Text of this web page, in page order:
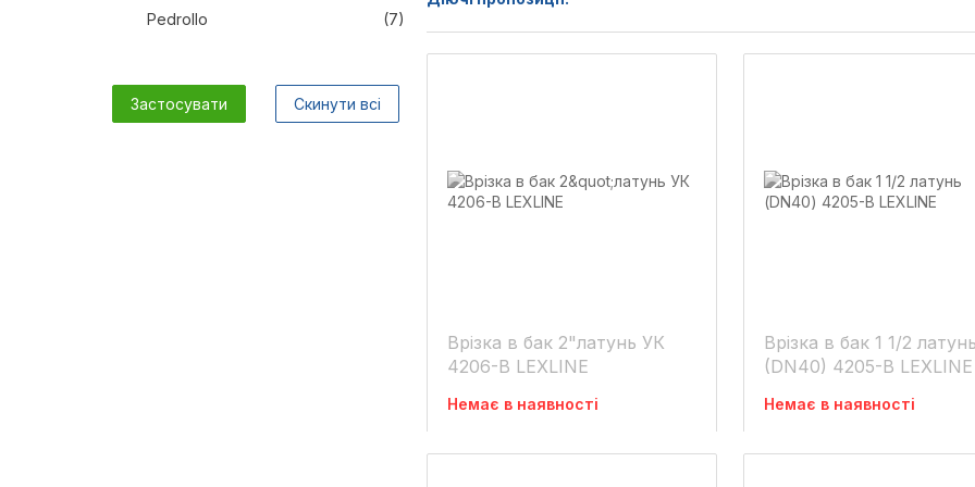
Pedrollo (7)
Застосувати Скинути всі
Врізка в бак 2"латунь УК
4206-В LEXLINE
Немає в наявності
Врізка в бак 1 1/2
(DN40) 4205-В LEXLINE
Немає в наявності